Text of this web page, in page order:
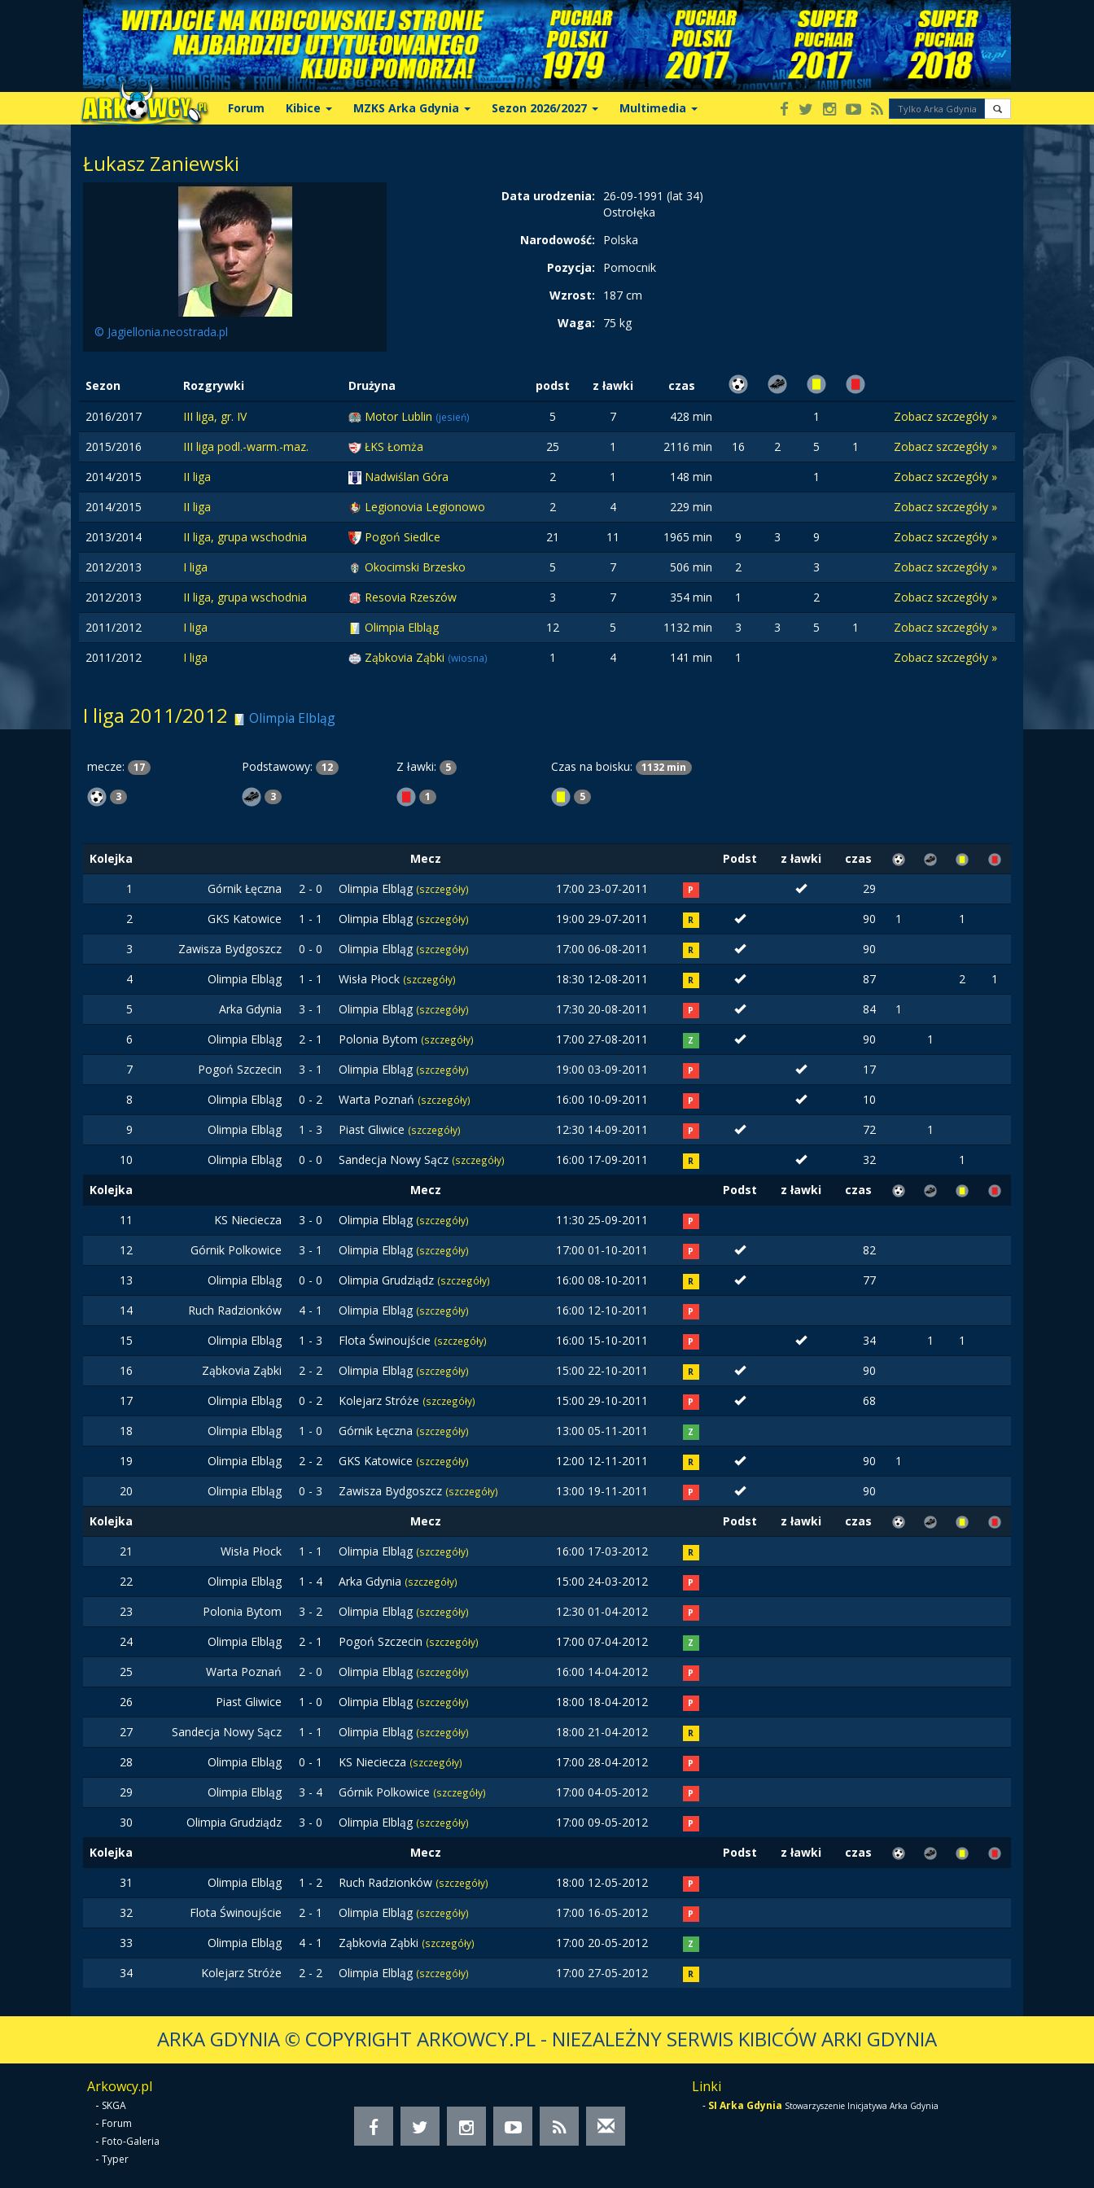
Forum Kibice MZKS Arka Gdynia Sezon 2026/2027 Multimedia
Łukasz Zaniewski
© Jagiellonia.neostrada.pl
Data urodzenia:
26-09-1991 (lat 34)
Ostrołęka
Narodowość:
Polska
Pozycja:
Pomocnik
Wzrost:
187 cm
Waga:
75 kg
Sezon Rozgrywki Drużyna podst z ławki
czas
2016/2017
III liga, gr. IV Motor Lublin (jesień) 5 7 428 min 1
Zobacz szczegóły »
2015/2016
III liga podl.-warm.-maz. ŁKS Łomża 25 1 2116 min 16 2 5 1
Zobacz szczegóły »
2014/2015
II liga Nadwiślan Góra 2 1 148 min 1
Zobacz szczegóły »
2014/2015
II liga Legionovia Legionowo 2 4 229 min
Zobacz szczegóły »
2013/2014
II liga, grupa wschodnia Pogoń Siedlce 21 11 1965 min 9 3 9
Zobacz szczegóły »
2012/2013
I liga Okocimski Brzesko 5 7 506 min 2 3
Zobacz szczegóły »
2012/2013
II liga, grupa wschodnia Resovia Rzeszów 3 7 354 min 1 2
Zobacz szczegóły »
2011/2012
I liga Olimpia Elbląg 12 5 1132 min 3 3 5 1
Zobacz szczegóły »
2011/2012
I liga Ząbkovia Ząbki (wiosna) 1 4 141 min 1 Zobacz szczegóły »
I liga 2011/2012 Olimpia Elbląg
mecze: 17 Podstawowy: 12 Z ławki: 5 Czas na boisku: 1132 min
3 3 1 5
Kolejka Mecz Podst z ławki
czas
1
Górnik Łęczna 2 - 0 Olimpia Elbląg (szczegóły) 17:00 23-07-2011 P
29
2
GKS Katowice 1 - 1 Olimpia Elbląg (szczegóły) 19:00 29-07-2011 R 90 1
1
3
Zawisza Bydgoszcz 0 - 0 Olimpia Elbląg (szczegóły) 17:00 06-08-2011 R
90
4
Olimpia Elbląg 1 - 1 Wisła Płock (szczegóły) 18:30 12-08-2011 R 87 2
1
5
Arka Gdynia 3 - 1 Olimpia Elbląg (szczegóły) 17:30 20-08-2011 P 84
1
6
Olimpia Elbląg 2 - 1 Polonia Bytom (szczegóły) 17:00 27-08-2011 Z 90
1
7
Pogoń Szczecin 3 - 1 Olimpia Elbląg (szczegóły) 19:00 03-09-2011 P
17
8
Olimpia Elbląg 0 - 2 Warta Poznań (szczegóły) 16:00 10-09-2011 P
10
9
Olimpia Elbląg 1 - 3 Piast Gliwice (szczegóły) 12:30 14-09-2011 P 72
1
10
Olimpia Elbląg 0 - 0 Sandecja Nowy Sącz (szczegóły) 16:00 17-09-2011 R 32
1
Kolejka
Mecz Podst z ławki
czas
11
KS Nieciecza 3 - 0 Olimpia Elbląg (szczegóły) 11:30 25-09-2011 P
12 Górnik Polkowice 3 - 1 Olimpia Elbląg (szczegóły) 17:00 01-10-2011 P
82
13
Olimpia Elbląg 0 - 0 Olimpia Grudziądz (szczegóły) 16:00 08-10-2011 R
77
14
Ruch Radzionków 4 - 1 Olimpia Elbląg (szczegóły) 16:00 12-10-2011 P
15 Olimpia Elbląg 1 - 3 Flota Świnoujście (szczegóły) 16:00 15-10-2011 P 34 1
1
16
Ząbkovia Ząbki 2 - 2 Olimpia Elbląg (szczegóły) 15:00 22-10-2011 R
90
17
Olimpia Elbląg 0 - 2 Kolejarz Stróże (szczegóły) 15:00 29-10-2011 P
68
18
Olimpia Elbląg 1 - 0 Górnik Łęczna (szczegóły) 13:00 05-11-2011 Z
19 Olimpia Elbląg 2 - 2 GKS Katowice (szczegóły) 12:00 12-11-2011 R 90
1
20
Olimpia Elbląg 0 - 3 Zawisza Bydgoszcz (szczegóły) 13:00 19-11-2011 P
90
Kolejka
Mecz Podst z ławki
czas
21
Wisła Płock 1 - 1 Olimpia Elbląg (szczegóły) 16:00 17-03-2012 R
22 Olimpia Elbląg 1 - 4 Arka Gdynia (szczegóły) 15:00 24-03-2012 P
23 Polonia Bytom 3 - 2 Olimpia Elbląg (szczegóły) 12:30 01-04-2012 P
24 Olimpia Elbląg 2 - 1 Pogoń Szczecin (szczegóły) 17:00 07-04-2012 Z
25 Warta Poznań 2 - 0 Olimpia Elbląg (szczegóły) 16:00 14-04-2012 P
26 Piast Gliwice 1 - 0 Olimpia Elbląg (szczegóły) 18:00 18-04-2012 P
27 Sandecja Nowy Sącz 1 - 1 Olimpia Elbląg (szczegóły) 18:00 21-04-2012 R
28 Olimpia Elbląg 0 - 1 KS Nieciecza (szczegóły) 17:00 28-04-2012 P
29 Olimpia Elbląg 3 - 4 Górnik Polkowice (szczegóły) 17:00 04-05-2012 P
30 Olimpia Grudziądz 3 - 0 Olimpia Elbląg (szczegóły) 17:00 09-05-2012 P
Kolejka Mecz Podst z ławki
czas
31
Olimpia Elbląg 1 - 2 Ruch Radzionków (szczegóły) 18:00 12-05-2012 P
32 Flota Świnoujście 2 - 1 Olimpia Elbląg (szczegóły) 17:00 16-05-2012 P
33 Olimpia Elbląg 4 - 1 Ząbkovia Ząbki (szczegóły) 17:00 20-05-2012 Z
34 Kolejarz Stróże 2 - 2 Olimpia Elbląg (szczegóły) 17:00 27-05-2012 R
ARKA GDYNIA© COPYRIGHT ARKOWCY.PL - NIEZALEŻNY SERWIS KIBICÓW ARKI GDYNIA
Arkowcy.pl
- SKGA
- Forum
- Foto-Galeria
- Typer
Linki
- SI Arka Gdynia Stowarzyszenie Inicjatywa Arka Gdynia